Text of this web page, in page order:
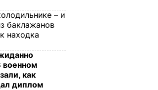
– и
баклажанов
находка
военном
как
диплом